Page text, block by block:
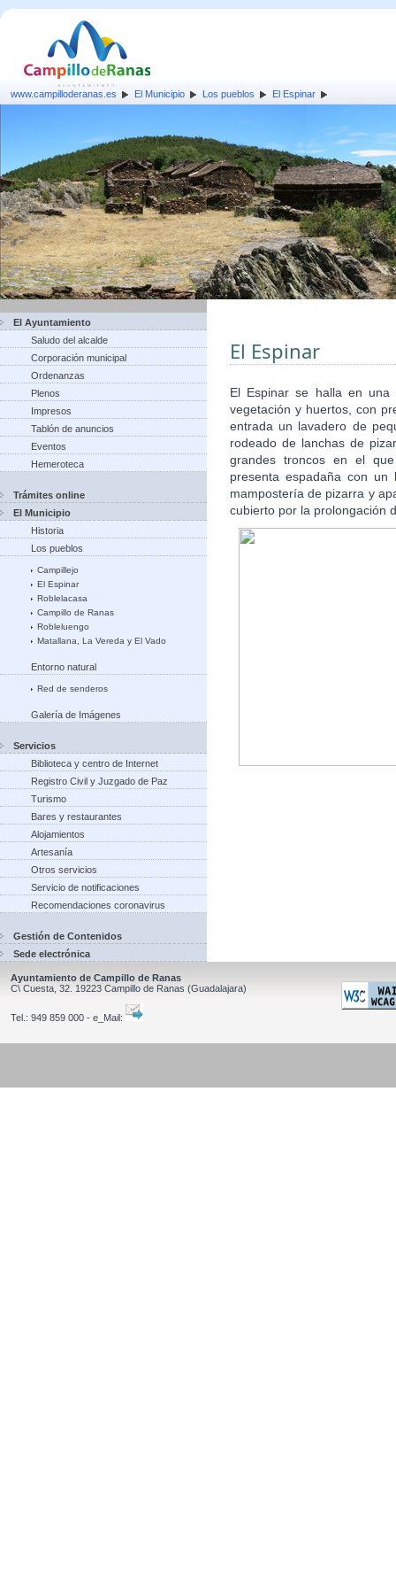
www.campilloderanas.es El Municipio Los pueblos El Espinar
El Ayuntamiento
Saludo del alcalde
Corporación municipal
Ordenanzas
Plenos
Impresos
Tablón de anuncios
Eventos
Hemeroteca
Trámites online
El Municipio
Historia
Los pueblos
Campillejo
El Espinar
Roblelacasa
Campillo de Ranas
Robleluengo
Matallana, La Vereda y El Vado
Entorno natural
Red de senderos
Galería de Imágenes
Servicios
Biblioteca y centro de Internet
Registro Civil y Juzgado de Paz
Turismo
Bares y restaurantes
Alojamientos
Artesanía
Otros servicios
Servicio de notificaciones
Recomendaciones coronavirus
Gestión de Contenidos
Sede electrónica
El Espinar
El Espinar se halla en una
vegetación y huertos, con
entrada un lavadero de
rodeado de lanchas de
grandes troncos en el
presenta espadaña con un
mampostería de pizarra y
cubierto por la prolongación
Ayuntamiento de Campillo de Ranas
C\ Cuesta, 32. 19223 Campillo de Ranas (Guadalajara)
Tel.: 949 859 000 - e_Mail: